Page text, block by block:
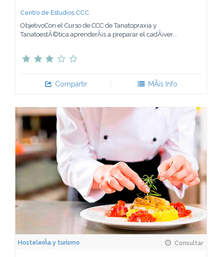
Centro de Estudios CCC
ObjetivoCon el Curso de CCC de Tanatopraxia y
TanatoestÃ©tica aprenderÃ¡s a preparar el cadÃ¡ver...
Compartir MÃ¡s Info
HostelerÃ­a y turismo Consultar